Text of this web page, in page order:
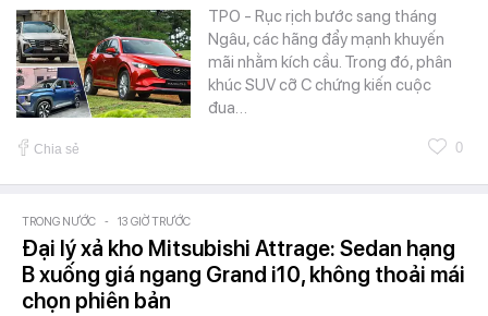
TPO - Rục rịch bước sang tháng
Ngâu, các hãng đẩy mạnh khuyến
mãi nhằm kích cầu. Trong đó, phân
khúc SUV cỡ C chứng kiến cuộc
đua…
Chia sẻ 0
TRONG NƯỚC - 13 GIỜ TRƯỚC
Đại lý xả kho Mitsubishi Attrage: Sedan hạng
B xuống giá ngang Grand i10, không thoải mái
chọn phiên bản